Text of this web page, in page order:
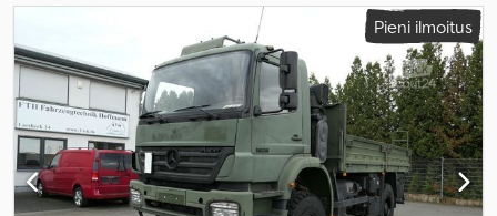
Pieni ilmoitus